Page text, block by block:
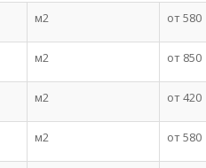
м2 от 580
м2 от 850
м2 от 420
м2 от 580